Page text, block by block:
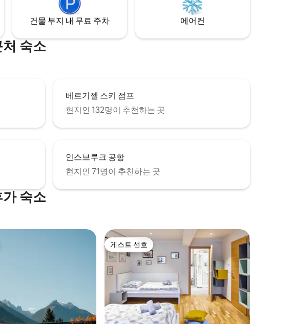
건물 부지 내 무료 주차 에어컨
숙소
베르기젤 스키 점프
현지인 132명이 추천하는 곳
인스브루크 공항
현지인 71명이 추천하는 곳
숙소
게스트 선호
게스트 선호